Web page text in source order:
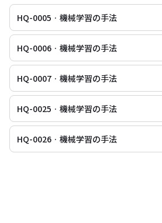
HQ-0005 · 機械学習の手法
HQ-0006 · 機械学習の手法
HQ-0007 · 機械学習の手法
HQ-0025 · 機械学習の手法
HQ-0026 · 機械学習の手法